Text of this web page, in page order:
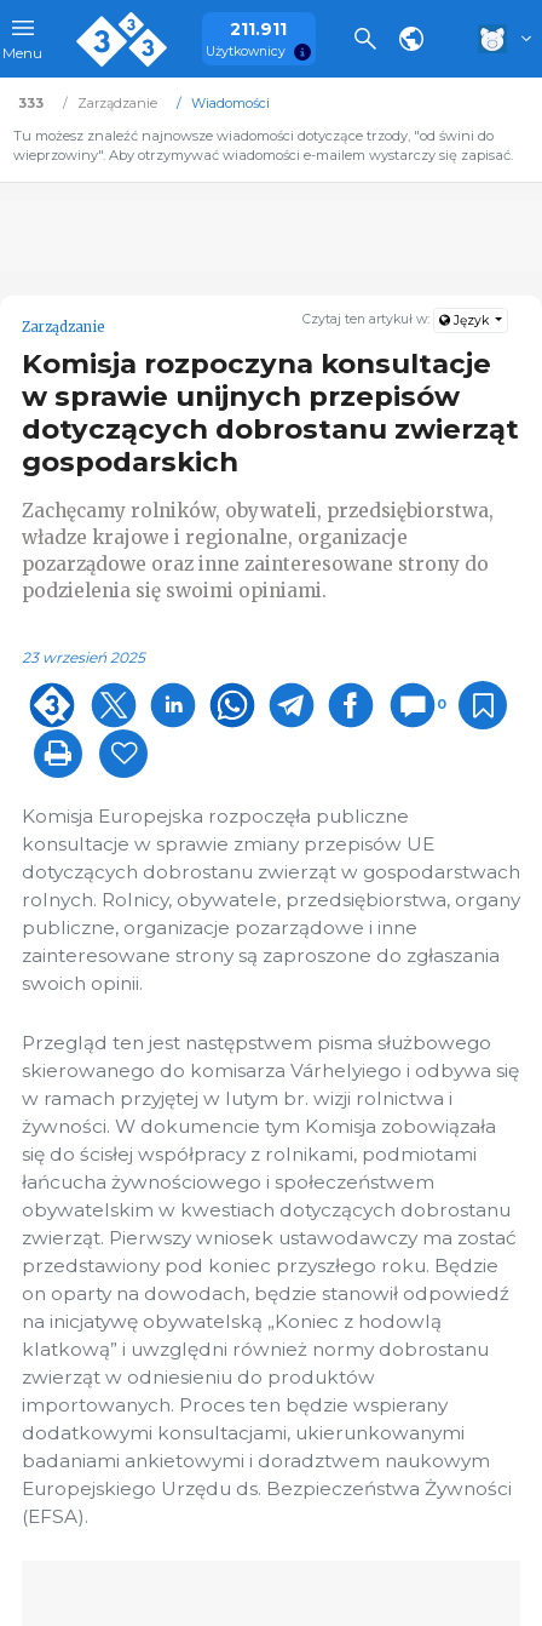
Menu
211.911
Użytkownicy
333 Zarządzanie
Wiadomości
Tu możesz znaleźć najnowsze wiadomości dotyczące trzody, "od świni do
wieprzowiny". Aby otrzymywać wiadomości e-mailem wystarczy się zapisać.
Czytaj ten artykuł w: Język
Zarządzanie
Komisja rozpoczyna konsultacje
w sprawie unijnych przepisów
dotyczących dobrostanu zwierząt
gospodarskich
Zachęcamy rolników, obywateli, przedsiębiorstwa,
władze krajowe i regionalne, organizacje
pozarządowe oraz inne zainteresowane strony do
podzielenia się swoimi opiniami.
23 wrzesień 2025
0
Komisja Europejska rozpoczęła publiczne
konsultacje w sprawie zmiany przepisów UE
dotyczących dobrostanu zwierząt w gospodarstwach
rolnych. Rolnicy, obywatele, przedsiębiorstwa, organy
publiczne, organizacje pozarządowe i inne
zainteresowane strony są zaproszone do zgłaszania
swoich opinii.
Przegląd ten jest następstwem pisma służbowego
skierowanego do komisarza Várhelyiego i odbywa się
w ramach przyjętej w lutym br. wizji rolnictwa i
żywności. W dokumencie tym Komisja zobowiązała
się do ścisłej współpracy z rolnikami, podmiotami
łańcucha żywnościowego i społeczeństwem
obywatelskim w kwestiach dotyczących dobrostanu
zwierząt. Pierwszy wniosek ustawodawczy ma zostać
przedstawiony pod koniec przyszłego roku. Będzie
on oparty na dowodach, będzie stanowił odpowiedź
na inicjatywę obywatelską „Koniec z hodowlą
klatkową” i uwzględni również normy dobrostanu
zwierząt w odniesieniu do produktów
importowanych. Proces ten będzie wspierany
dodatkowymi konsultacjami, ukierunkowanymi
badaniami ankietowymi i doradztwem naukowym
Europejskiego Urzędu ds. Bezpieczeństwa Żywności
(EFSA).